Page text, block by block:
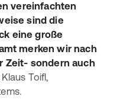
vereinfachten
sind die
eine große
merken wir nach
Zeit- sondern auch
Toifl,